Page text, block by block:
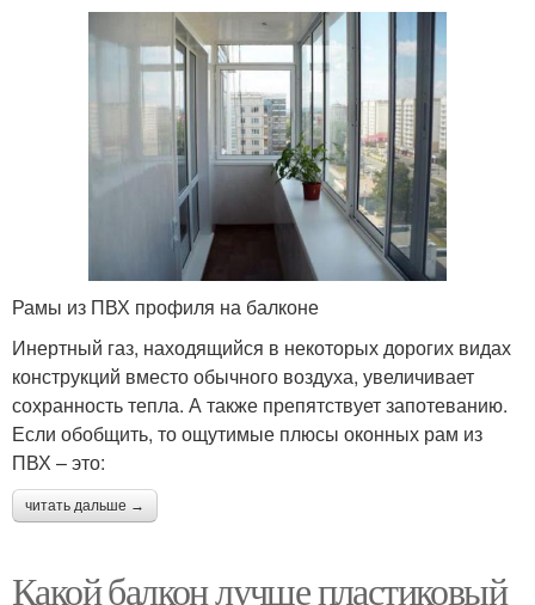
Рамы из ПВХ профиля на балконе
Инертный газ, находящийся в некоторых дорогих видах
конструкций вместо обычного воздуха, увеличивает
сохранность тепла. А также препятствует запотеванию.
Если обобщить, то ощутимые плюсы оконных рам из
ПВХ – это:
читать дальше →
Какой балкон лучше пластиковый